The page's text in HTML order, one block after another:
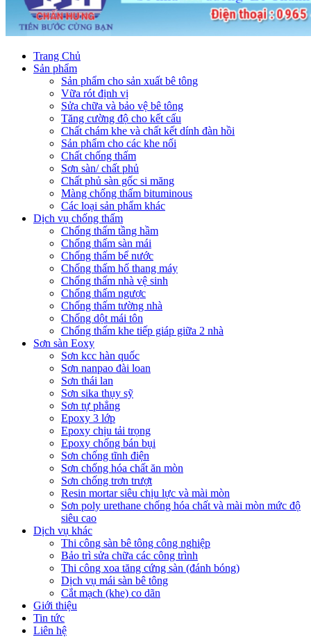
Trang Chủ
Sản phẩm
Sản phẩm cho sản xuất bê tông
Vữa rót định vị
Sửa chữa và bảo vệ bê tông
Tăng cường độ cho kết cấu
Chất chám khe và chất kết dính đàn hồi
Sản phẩm cho các khe nối
Chất chống thấm
Sơn sàn/ chất phủ
Chất phủ sàn gốc si măng
Màng chống thấm bituminous
Các loại sản phẩm khác
Dịch vụ chống thấm
Chống thấm tầng hầm
Chống thấm sàn mái
Chống thấm bể nước
Chống thấm hố thang máy
Chống thấm nhà vệ sinh
Chống thấm ngược
Chống thấm tường nhà
Chống dột mái tôn
Chống thấm khe tiếp giáp giữa 2 nhà
Sơn sàn Eoxy
Sơn kcc hàn quốc
Sơn nanpao đài loan
Sơn thái lan
Sơn sika thụy sỹ
Sơn tự phẳng
Epoxy 3 lớp
Epoxy chịu tải trọng
Epoxy chống bán bụi
Sơn chống tĩnh điện
Sơn chống hóa chất ăn mòn
Sơn chống trơn trượt
Resin mortar siêu chịu lực và mài mòn
Sơn poly urethane chống hóa chất và mài mòn mức độ
siêu cao
Dịch vụ khác
Thi công sàn bê tông công nghiệp
Bảo trì sửa chữa các công trình
Thi công xoa tăng cứng sàn (đánh bóng)
Dịch vụ mái sàn bê tông
Cắt mạch (khe) co dãn
Giới thiệu
Tin tức
Liên hệ